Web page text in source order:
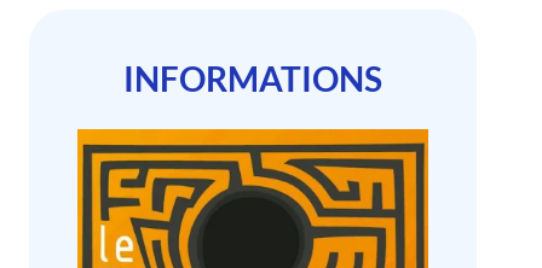
INFORMATIONS